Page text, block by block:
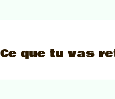
Ce que tu vas